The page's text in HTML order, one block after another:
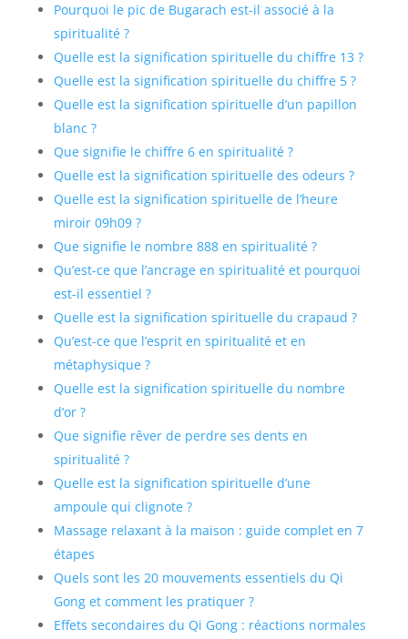
Pourquoi le pic de Bugarach est-il associé à la
spiritualité ?
Quelle est la signification spirituelle du chiffre 13 ?
Quelle est la signification spirituelle du chiffre 5 ?
Quelle est la signification spirituelle d’un papillon
blanc ?
Que signifie le chiffre 6 en spiritualité ?
Quelle est la signification spirituelle des odeurs ?
Quelle est la signification spirituelle de l’heure
miroir 09h09 ?
Que signifie le nombre 888 en spiritualité ?
Qu’est-ce que l’ancrage en spiritualité et pourquoi
est-il essentiel ?
Quelle est la signification spirituelle du crapaud ?
Qu’est-ce que l’esprit en spiritualité et en
métaphysique ?
Quelle est la signification spirituelle du nombre
d’or ?
Que signifie rêver de perdre ses dents en
spiritualité ?
Quelle est la signification spirituelle d’une
ampoule qui clignote ?
Massage relaxant à la maison : guide complet en 7
étapes
Quels sont les 20 mouvements essentiels du Qi
Gong et comment les pratiquer ?
Effets secondaires du Qi Gong : réactions normales